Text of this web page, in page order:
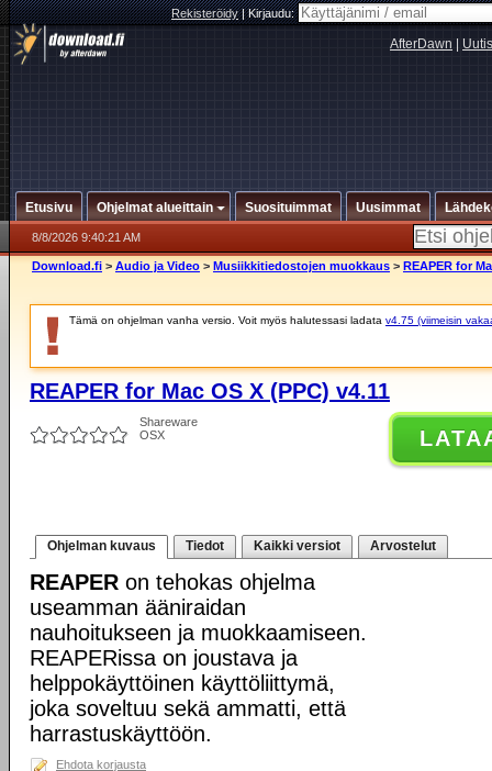
Rekisteröidy|Kirjaudu:
AfterDawn
Etusivu Ohjelmat alueittain Suosituimmat Uusimmat
8/8/2026 9:40:21 AM
Download.fi > Audio ja Video > Musiikkitiedostojen muokkaus > REAPER for
Tämä on ohjelman vanha versio. Voit myös halutessasi ladata v4.75 (viimeisin
REAPER for Mac OS X (PPC) v4.11
Shareware
OSX
Ohjelman kuvaus Tiedot Kaikki versiot Arvostelut
REAPER on tehokas ohjelma
useamman ääniraidan
nauhoitukseen ja muokkaamiseen.
REAPERissa on joustava ja
helppokäyttöinen käyttöliittymä,
joka soveltuu sekä ammatti, että
harrastuskäyttöön.
Ehdota korjausta